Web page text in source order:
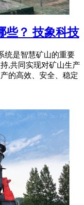
些？ 技象科技
统是智慧矿山的重要
,共同实现对矿山生产
的高效、安全、稳定